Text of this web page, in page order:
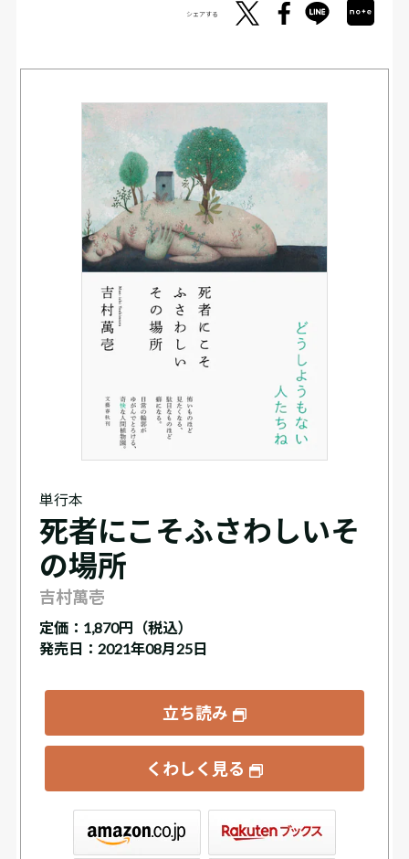
シェアする
単行本
死者にこそふさわしいそ
の場所
吉村萬壱
定価： 1,870円（税込）
発売日：2021年08月25日
立ち読み
くわしく見る